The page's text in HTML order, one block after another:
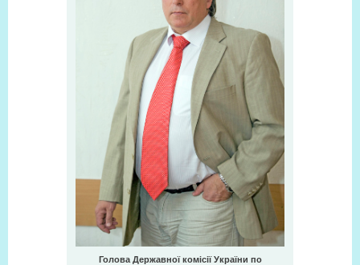
Голова Державної комісії України по